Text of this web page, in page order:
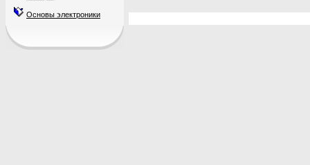
Основы электроники